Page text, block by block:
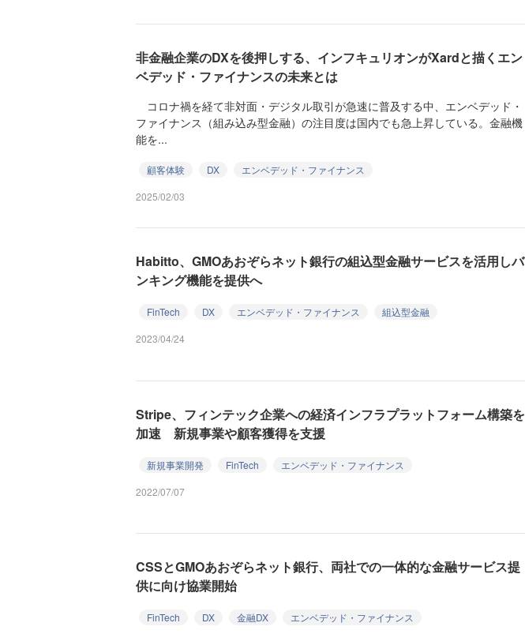
非金融企業のDXを後押しする、インフキュリオンがXardと描くエン
ベデッド・ファイナンスの未来とは
コロナ禍を経て非対面・デジタル取引が急速に普及する中、エンベデッド・
ファイナンス（組み込み型金融）の注目度は国内でも急上昇している。金融機
能を...
顧客体験 DX
エンベデッド・ファイナンス
2025/02/03
Habitto、GMOあおぞらネット銀行の組込型金融サービスを活用しバ
ンキング機能を提供へ
FinTech DX エンベデッド・ファイナンス
組込型金融
2023/04/24
Stripe、フィンテック企業への経済インフラプラットフォーム構築を
加速 新規事業や顧客獲得を支援
新規事業開発 FinTech
エンベデッド・ファイナンス
2022/07/07
CSSとGMOあおぞらネット銀行、両社での一体的な金融サービス提
供に向け協業開始
FinTech DX 金融DX
エンベデッド・ファイナンス